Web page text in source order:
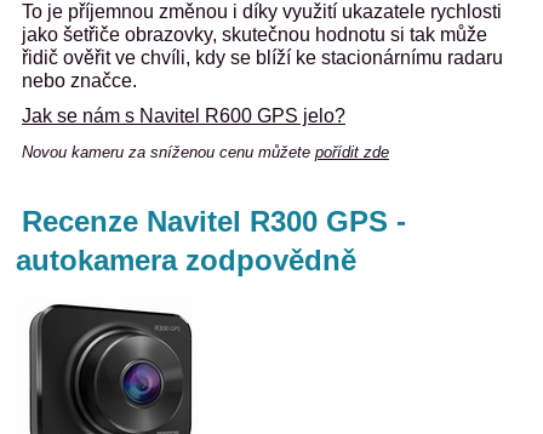
To je příjemnou změnou i díky využití ukazatele rychlosti
jako šetřiče obrazovky, skutečnou hodnotu si tak může
řidič ověřit ve chvíli, kdy se blíží ke stacionárnímu radaru
nebo značce.
Jak se nám s Navitel R600 GPS jelo?
Novou kameru za sníženou cenu můžete pořídit zde
Recenze Navitel R300 GPS -
autokamera zodpovědně